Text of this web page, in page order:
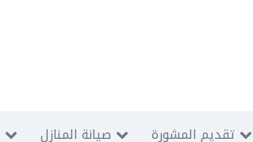
صيانة المنازل تقديم المشورة